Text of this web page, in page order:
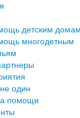
детским
многодетным
один
помощи